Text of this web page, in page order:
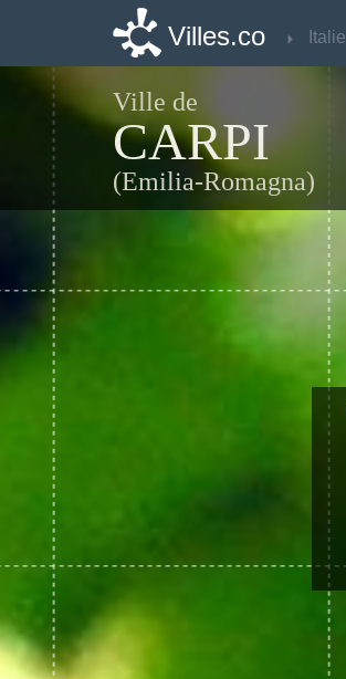
Villes.co Italie
Ville de
CARPI
(Emilia-Romagna)
Villes.co Italie